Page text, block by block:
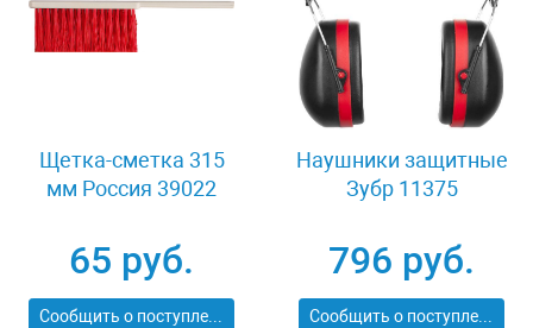
Щетка-сметка 315
мм Россия 39022
65 руб.
Сообщить о поступлении
Наушники защитные
Зубр 11375
796 руб.
Сообщить о поступлении